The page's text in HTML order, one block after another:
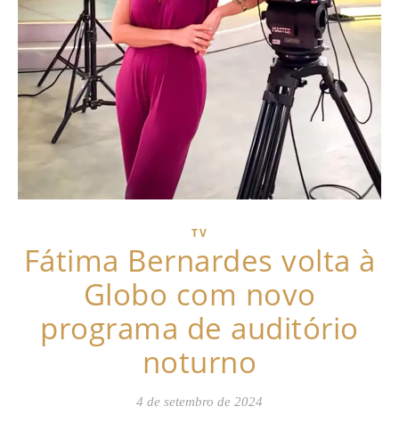
TV
Fátima Bernardes volta à
Globo com novo
programa de auditório
noturno
4 de setembro de 2024